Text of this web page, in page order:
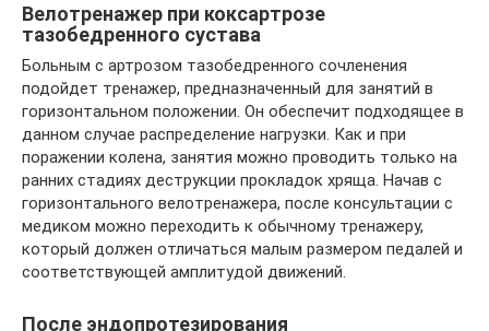
Велотренажер при коксартрозе
тазобедренного сустава
Больным с артрозом тазобедренного сочленения
подойдет тренажер, предназначенный для занятий в
горизонтальном положении. Он обеспечит подходящее в
данном случае распределение нагрузки. Как и при
поражении колена, занятия можно проводить только на
ранних стадиях деструкции прокладок хряща. Начав с
горизонтального велотренажера, после консультации с
медиком можно переходить к обычному тренажеру,
который должен отличаться малым размером педалей и
соответствующей амплитудой движений.
После эндопротезирования